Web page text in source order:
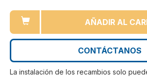
AÑADIR AL
CONTÁCTANOS
La instalación de los recambios solo